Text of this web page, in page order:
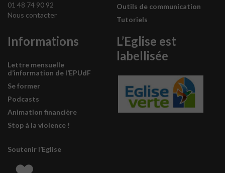
01 48 74 90 92
Nous contacter
Outils de communication
Tutoriels
Informations
Lettre mensuelle
d’information de l’EPUdF
Se former
Podcasts
Animation financière
Stop à la violence !
Soutenir l’Eglise
L’Eglise est
labellisée